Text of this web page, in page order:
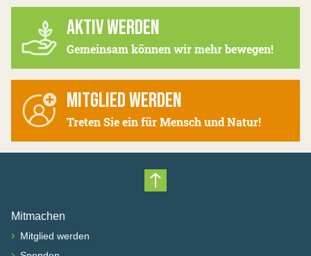
AKTIV WERDEN
Gemeinsam können wir mehr bewegen!
MITGLIED WERDEN
Treten Sie ein für Mensch und Natur!
Nach oben scrollen
Mitmachen
› Mitglied werden